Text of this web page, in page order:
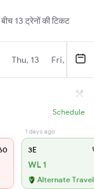
13 ट्रेनों की टिकट
Thu, 13 Fri, 14
Schedule
1 days ago
3E
WL 1
Alternate